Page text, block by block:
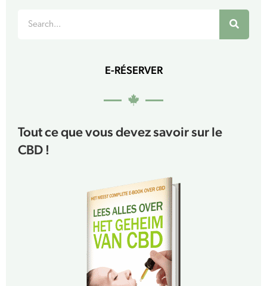
E-RÉSERVER
Tout ce que vous devez savoir sur le
CBD !